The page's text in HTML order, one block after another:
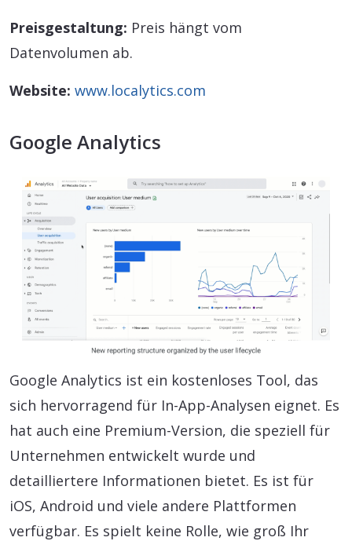
Preisgestaltung: Preis hängt vom
Datenvolumen ab.
Website: www.localytics.com
Google Analytics
Google Analytics ist ein kostenloses Tool, das
sich hervorragend für In-App-Analysen eignet. Es
hat auch eine Premium-Version, die speziell für
Unternehmen entwickelt wurde und
detailliertere Informationen bietet. Es ist für
iOS, Android und viele andere Plattformen
verfügbar. Es spielt keine Rolle, wie groß Ihr